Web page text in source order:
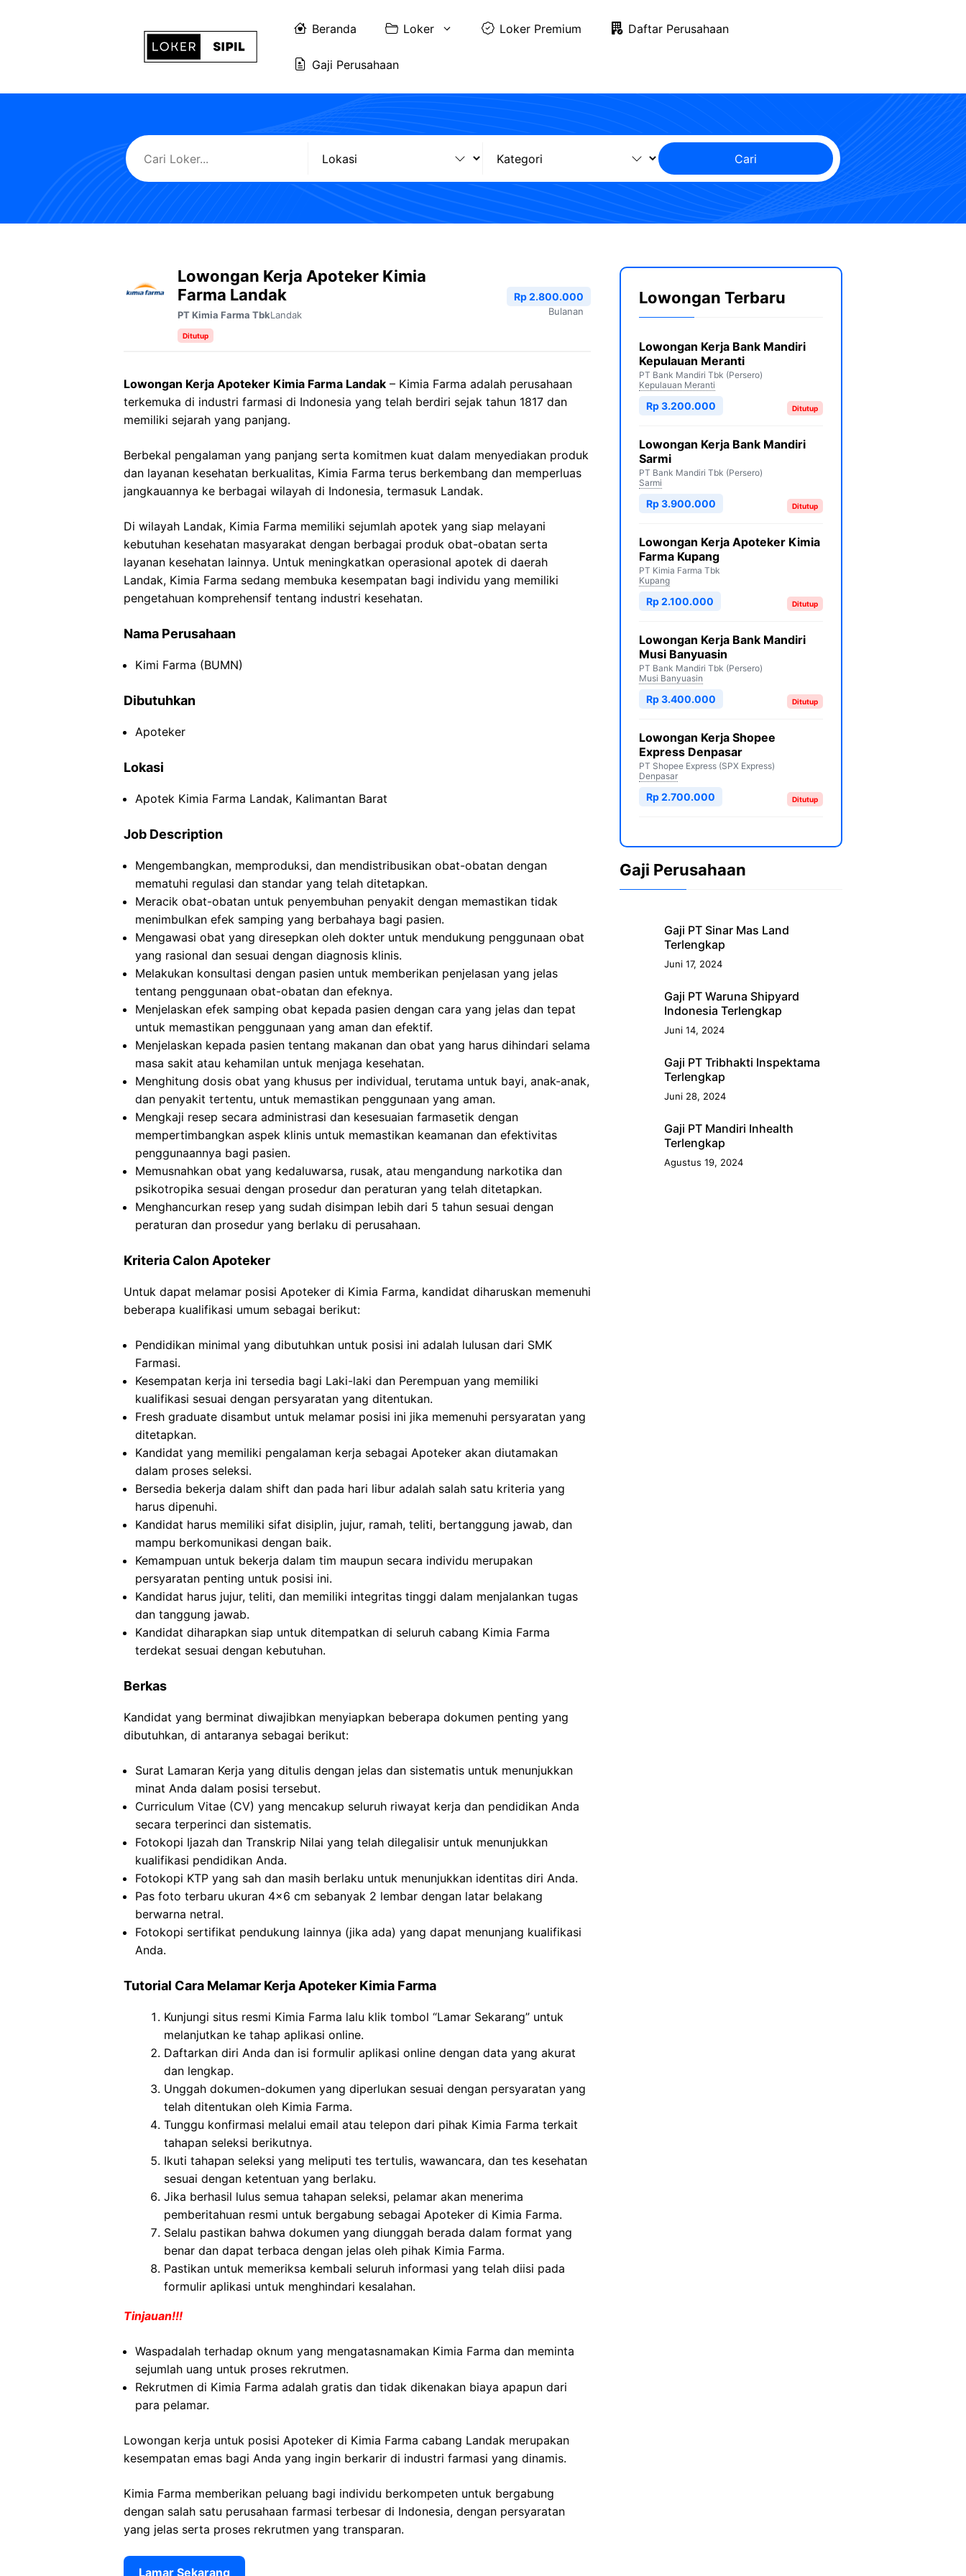
Beranda Loker Loker Premium Daftar Perusahaan
Gaji Perusahaan
Cari
Lowongan Kerja Apoteker Kimia
Farma Landak
PT Kimia Farma TbkLandak
Ditutup
Rp 2.800.000
Bulanan
Lowongan Kerja Apoteker Kimia Farma Landak – Kimia Farma adalah perusahaan
terkemuka di industri farmasi di Indonesia yang telah berdiri sejak tahun 1817 dan
memiliki sejarah yang panjang.
Berbekal pengalaman yang panjang serta komitmen kuat dalam menyediakan produk
dan layanan kesehatan berkualitas, Kimia Farma terus berkembang dan memperluas
jangkauannya ke berbagai wilayah di Indonesia, termasuk Landak.
Di wilayah Landak, Kimia Farma memiliki sejumlah apotek yang siap melayani
kebutuhan kesehatan masyarakat dengan berbagai produk obat-obatan serta
layanan kesehatan lainnya. Untuk meningkatkan operasional apotek di daerah
Landak, Kimia Farma sedang membuka kesempatan bagi individu yang memiliki
pengetahuan komprehensif tentang industri kesehatan.
Nama Perusahaan
Kimi Farma (BUMN)
Dibutuhkan
Apoteker
Lokasi
Apotek Kimia Farma Landak, Kalimantan Barat
Job Description
Mengembangkan, memproduksi, dan mendistribusikan obat-obatan dengan
mematuhi regulasi dan standar yang telah ditetapkan.
Meracik obat-obatan untuk penyembuhan penyakit dengan memastikan tidak
menimbulkan efek samping yang berbahaya bagi pasien.
Mengawasi obat yang diresepkan oleh dokter untuk mendukung penggunaan obat
yang rasional dan sesuai dengan diagnosis klinis.
Melakukan konsultasi dengan pasien untuk memberikan penjelasan yang jelas
tentang penggunaan obat-obatan dan efeknya.
Menjelaskan efek samping obat kepada pasien dengan cara yang jelas dan tepat
untuk memastikan penggunaan yang aman dan efektif.
Menjelaskan kepada pasien tentang makanan dan obat yang harus dihindari selama
masa sakit atau kehamilan untuk menjaga kesehatan.
Menghitung dosis obat yang khusus per individual, terutama untuk bayi, anak-anak,
dan penyakit tertentu, untuk memastikan penggunaan yang aman.
Mengkaji resep secara administrasi dan kesesuaian farmasetik dengan
mempertimbangkan aspek klinis untuk memastikan keamanan dan efektivitas
penggunaannya bagi pasien.
Memusnahkan obat yang kedaluwarsa, rusak, atau mengandung narkotika dan
psikotropika sesuai dengan prosedur dan peraturan yang telah ditetapkan.
Menghancurkan resep yang sudah disimpan lebih dari 5 tahun sesuai dengan
peraturan dan prosedur yang berlaku di perusahaan.
Kriteria Calon Apoteker
Untuk dapat melamar posisi Apoteker di Kimia Farma, kandidat diharuskan memenuhi
beberapa kualifikasi umum sebagai berikut:
Pendidikan minimal yang dibutuhkan untuk posisi ini adalah lulusan dari SMK
Farmasi.
Kesempatan kerja ini tersedia bagi Laki-laki dan Perempuan yang memiliki
kualifikasi sesuai dengan persyaratan yang ditentukan.
Fresh graduate disambut untuk melamar posisi ini jika memenuhi persyaratan yang
ditetapkan.
Kandidat yang memiliki pengalaman kerja sebagai Apoteker akan diutamakan
dalam proses seleksi.
Bersedia bekerja dalam shift dan pada hari libur adalah salah satu kriteria yang
harus dipenuhi.
Kandidat harus memiliki sifat disiplin, jujur, ramah, teliti, bertanggung jawab, dan
mampu berkomunikasi dengan baik.
Kemampuan untuk bekerja dalam tim maupun secara individu merupakan
persyaratan penting untuk posisi ini.
Kandidat harus jujur, teliti, dan memiliki integritas tinggi dalam menjalankan tugas
dan tanggung jawab.
Kandidat diharapkan siap untuk ditempatkan di seluruh cabang Kimia Farma
terdekat sesuai dengan kebutuhan.
Berkas
Kandidat yang berminat diwajibkan menyiapkan beberapa dokumen penting yang
dibutuhkan, di antaranya sebagai berikut:
Surat Lamaran Kerja yang ditulis dengan jelas dan sistematis untuk menunjukkan
minat Anda dalam posisi tersebut.
Curriculum Vitae (CV) yang mencakup seluruh riwayat kerja dan pendidikan Anda
secara terperinci dan sistematis.
Fotokopi Ijazah dan Transkrip Nilai yang telah dilegalisir untuk menunjukkan
kualifikasi pendidikan Anda.
Fotokopi KTP yang sah dan masih berlaku untuk menunjukkan identitas diri Anda.
Pas foto terbaru ukuran 4×6 cm sebanyak 2 lembar dengan latar belakang
berwarna netral.
Fotokopi sertifikat pendukung lainnya (jika ada) yang dapat menunjang kualifikasi
Anda.
Tutorial Cara Melamar Kerja Apoteker Kimia Farma
Kunjungi situs resmi Kimia Farma lalu klik tombol “Lamar Sekarang” untuk
melanjutkan ke tahap aplikasi online.
Daftarkan diri Anda dan isi formulir aplikasi online dengan data yang akurat
dan lengkap.
Unggah dokumen-dokumen yang diperlukan sesuai dengan persyaratan yang
telah ditentukan oleh Kimia Farma.
Tunggu konfirmasi melalui email atau telepon dari pihak Kimia Farma terkait
tahapan seleksi berikutnya.
Ikuti tahapan seleksi yang meliputi tes tertulis, wawancara, dan tes kesehatan
sesuai dengan ketentuan yang berlaku.
Jika berhasil lulus semua tahapan seleksi, pelamar akan menerima
pemberitahuan resmi untuk bergabung sebagai Apoteker di Kimia Farma.
Selalu pastikan bahwa dokumen yang diunggah berada dalam format yang
benar dan dapat terbaca dengan jelas oleh pihak Kimia Farma.
Pastikan untuk memeriksa kembali seluruh informasi yang telah diisi pada
formulir aplikasi untuk menghindari kesalahan.
Tinjauan!!!
Waspadalah terhadap oknum yang mengatasnamakan Kimia Farma dan meminta
sejumlah uang untuk proses rekrutmen.
Rekrutmen di Kimia Farma adalah gratis dan tidak dikenakan biaya apapun dari
para pelamar.
Lowongan kerja untuk posisi Apoteker di Kimia Farma cabang Landak merupakan
kesempatan emas bagi Anda yang ingin berkarir di industri farmasi yang dinamis.
Kimia Farma memberikan peluang bagi individu berkompeten untuk bergabung
dengan salah satu perusahaan farmasi terbesar di Indonesia, dengan persyaratan
yang jelas serta proses rekrutmen yang transparan.
Lamar Sekarang
Lowongan Terbaru
Lowongan Kerja Bank Mandiri
Kepulauan Meranti
PT Bank Mandiri Tbk (Persero)
Kepulauan Meranti
Ditutup
Rp 3.200.000
Lowongan Kerja Bank Mandiri
Sarmi
PT Bank Mandiri Tbk (Persero)
Sarmi
Ditutup
Rp 3.900.000
Lowongan Kerja Apoteker Kimia
Farma Kupang
PT Kimia Farma Tbk
Kupang
Ditutup
Rp 2.100.000
Lowongan Kerja Bank Mandiri
Musi Banyuasin
PT Bank Mandiri Tbk (Persero)
Musi Banyuasin
Ditutup
Rp 3.400.000
Lowongan Kerja Shopee
Express Denpasar
PT Shopee Express (SPX Express)
Denpasar
Ditutup
Rp 2.700.000
Gaji Perusahaan
Gaji PT Sinar Mas Land
Terlengkap
Juni 17, 2024
Gaji PT Waruna Shipyard
Indonesia Terlengkap
Juni 14, 2024
Gaji PT Tribhakti Inspektama
Terlengkap
Juni 28, 2024
Gaji PT Mandiri Inhealth
Terlengkap
Agustus 19, 2024